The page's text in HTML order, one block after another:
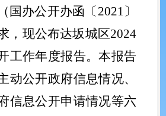
国办公开办函〔 2021〕
，现公布达坂城区2024
工作年度报告。本报告
动公开政府信息情况、
信息公开申请情况等六